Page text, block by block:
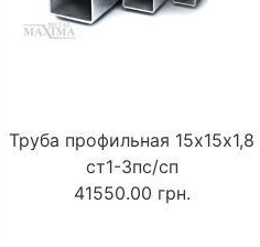
Труба профильная 15х15х1,8
ст1-3пс/сп
41550.00 грн.